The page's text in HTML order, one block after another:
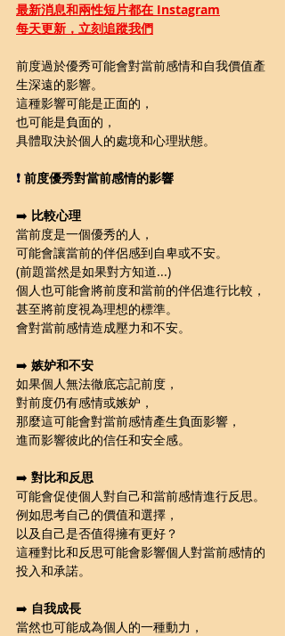
最新消息和兩性短片都在 Instagram
每天更新，立刻追蹤我們
前度過於優秀可能會對當前感情和自我價值產
生深遠的影響。
這種影響可能是正面的，
也可能是負面的，
具體取決於個人的處境和心理狀態。
❗️ 前度優秀對當前感情的影響
➡️ 比較心理
當前度是一個優秀的人，
可能會讓當前的伴侶感到自卑或不安。
(前題當然是如果對方知道...)
個人也可能會將前度和當前的伴侶進行比較，
甚至將前度視為理想的標準。
會對當前感情造成壓力和不安。
➡️ 嫉妒和不安
如果個人無法徹底忘記前度，
對前度仍有感情或嫉妒，
那麼這可能會對當前感情產生負面影響，
進而影響彼此的信任和安全感。
➡️ 對比和反思
可能會促使個人對自己和當前感情進行反思。
例如思考自己的價值和選擇，
以及自己是否值得擁有更好？
這種對比和反思可能會影響個人對當前感情的
投入和承諾。
➡️ 自我成長
當然也可能成為個人的一種動力，